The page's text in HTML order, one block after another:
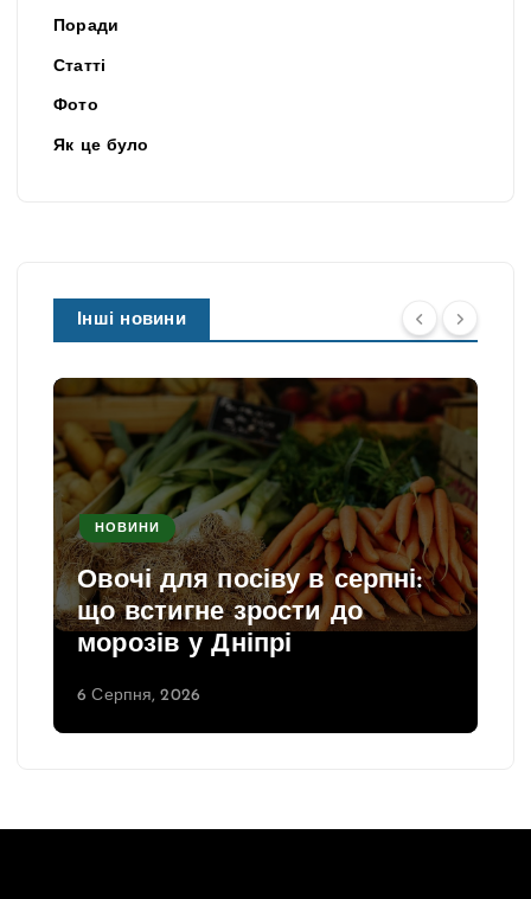
Поради
Статті
Фото
Як це було
Інші новини
НОВИНИ
Овочі для посіву в серпні:
що встигне зрости до
морозів у Дніпрі
6 Серпня, 2026